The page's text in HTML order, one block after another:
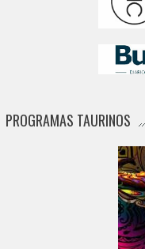
PROGRAMAS TAURINOS